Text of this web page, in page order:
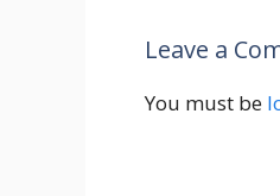
Leave a
You must be